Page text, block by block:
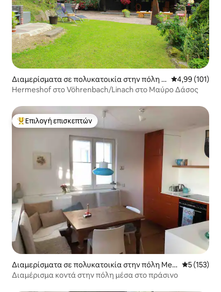
Διαμερίσματα σε πολυκατοικία στην πόλη V
öhrenbach
Μέση
4,99 (101)
Hermeshof στο Vöhrenbach/Linach στο Μαύρο Δάσος
Κορυφαία επιλογή επισκεπτών
Επιλογή επισκεπτών
Διαμερίσματα σε πολυκατοικία στην πόλη Mer
zhausen
Μέση
5 (153)
Διαμέρισμα κοντά στην πόλη μέσα στο πράσινο